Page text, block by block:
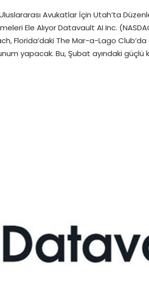
Avukatlar İçin Utah’ta
Ele Alıyor Datavault AI Inc.
Florida’daki The Mar-a-Lago Club’da
yapacak. Bu, Şubat ayındaki güçlü